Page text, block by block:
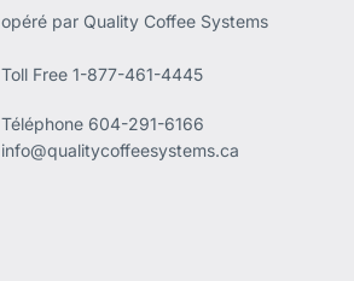
opéré par Quality Coffee Systems
Toll Free 1-877-461-4445
Téléphone604-291-6166
info@qualitycoffeesystems.ca